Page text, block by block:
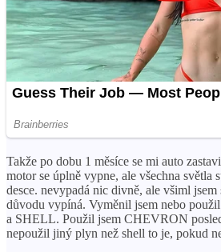
Takže po dobu 1 měsíce se mi auto
motor se úplně vypne, ale všechna světla
desce. nevypadá nic divně, ale všiml jsem
důvodu vypíná. Vyměnil jsem nebo
a SHELL. Použil jsem CHEVRON
nepoužil jiný plyn než shell to je, pokud